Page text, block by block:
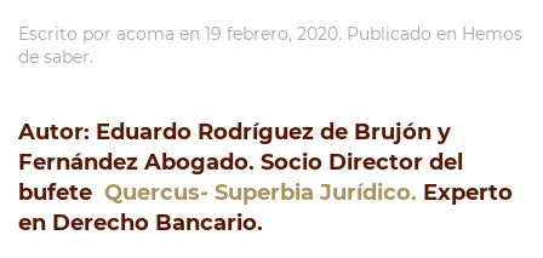
Escrito por acoma en 19 febrero, 2020. Publicado en Hemos
de saber.
Autor: Eduardo Rodríguez de Brujón y
Fernández Abogado. Socio Director del
bufete Quercus- Superbia Jurídico. Experto
en Derecho Bancario.